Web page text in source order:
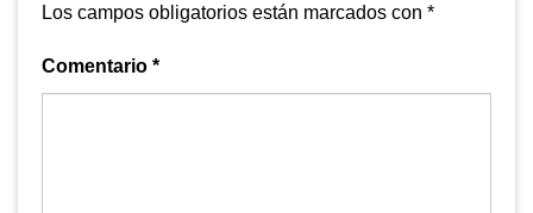
Los campos obligatorios están marcados con *
Comentario *